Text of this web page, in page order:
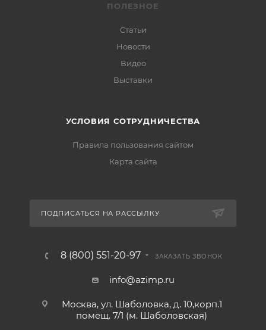
ПОЛЕЗНОЕ
Статьи
Новости
Видео
Выставки
УСЛОВИЯ СОТРУДНИЧЕСТВА
Правила пользования сайтом
Карта сайта
ПОДПИСАТЬСЯ НА РАССЫЛКУ
8 (800) 551-20-97 ЗАКАЗАТЬ ЗВОНОК
info@azimp.ru
Москва, ул. Шаболовка, д. 10,корп.1
помещ. 7/1 (м. Шаболовская)